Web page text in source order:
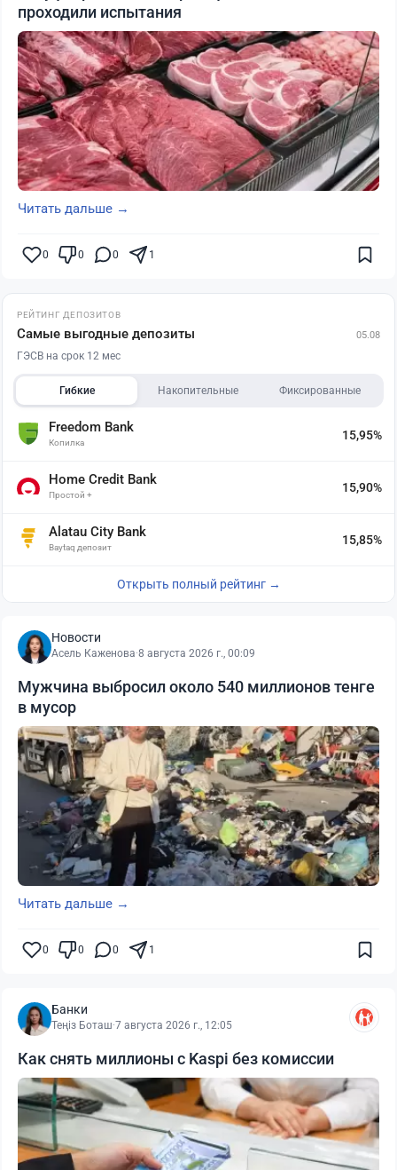
проходили испытания
Читать дальше →
0 0 0 1
РЕЙТИНГ ДЕПОЗИТОВ
Самые выгодные депозиты 05.08
ГЭСВ на срок 12 мес
Гибкие Накопительные Фиксированные
Freedom Bank
Копилка
15,95%
Home Credit Bank
Простой +
15,90%
Alatau City Bank
Baytaq депозит
15,85%
Открыть полный рейтинг →
Новости
Асель Каженова·8 августа 2026 г., 00:09
Мужчина выбросил около 540 миллионов тенге
в мусор
Читать дальше →
0 0 0 1
Банки
Теңіз Боташ·7 августа 2026 г., 12:05
Как снять миллионы с Kaspi без комиссии